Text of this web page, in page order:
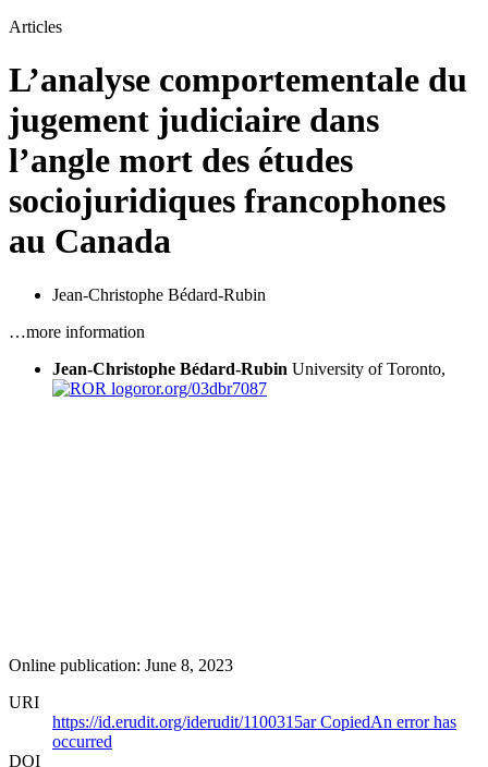
Articles
L’analyse comportementale du
jugement judiciaire dans
l’angle mort des études
sociojuridiques francophones
au Canada
Jean-Christophe Bédard-Rubin
…more information
Jean-Christophe Bédard-Rubin University of Toronto,
ror.org/03dbr7087
Online publication: June 8, 2023
URI
https://id.erudit.org/iderudit/1100315arCopiedAn error has
occurred
DOI